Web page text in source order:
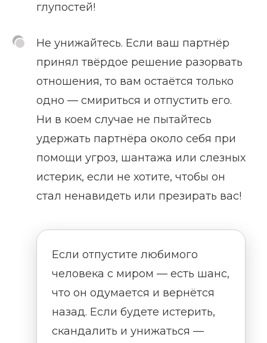
глупостей!
Не унижайтесь. Если ваш партнёр
принял твёрдое решение разорвать
отношения, то вам остаётся только
одно — смириться и отпустить его.
Ни в коем случае не пытайтесь
удержать партнёра около себя при
помощи угроз, шантажа или слезных
истерик, если не хотите, чтобы он
стал ненавидеть или презирать вас!
Если отпустите любимого
человека с миром — есть шанс,
что он одумается и вернётся
назад. Если будете истерить,
скандалить и унижаться —